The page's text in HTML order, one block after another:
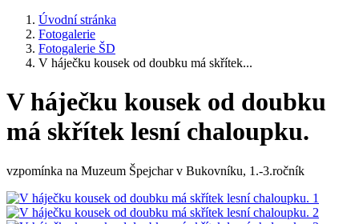
Úvodní stránka
Fotogalerie
Fotogalerie ŠD
V háječku kousek od doubku má skřítek...
V háječku kousek od doubku
má skřítek lesní chaloupku.
vzpomínka na Muzeum Špejchar v Bukovníku, 1.-3.ročník